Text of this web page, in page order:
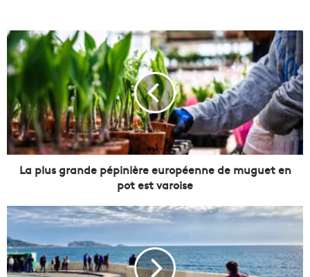
L
a
p
l
g
r
a
p
p
i
n
La plus grande pépinière européenne de muguet en
pot est varoise
L
C
o
r